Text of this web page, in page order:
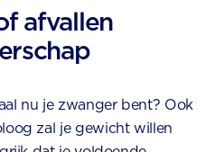
afvallen
nu je zwanger bent? Ook
zal je gewicht willen